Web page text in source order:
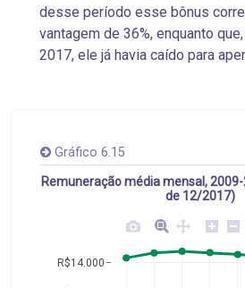
desse período esse bônus
vantagem de 36%, enquanto
2017, ele já havia caído para
Gráfico 6.15
Remuneração média mensal,
de 12/2017)
R$14.000